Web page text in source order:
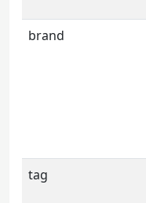
brand
tag